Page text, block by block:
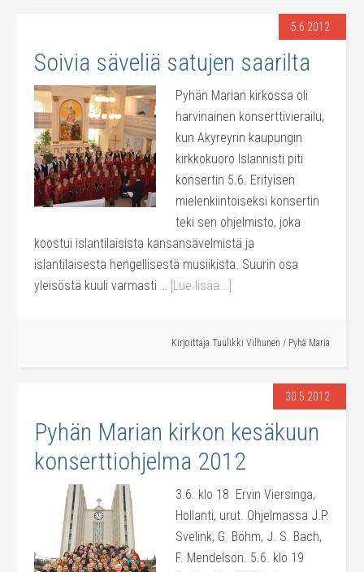
5.6.2012
Soivia säveliä satujen saarilta
Pyhän Marian kirkossa oli
harvinainen konserttivierailu,
kun Akyreyrin kaupungin
kirkkokuoro Islannisti piti
konsertin 5.6. Erityisen
mielenkiintoiseksi konsertin
teki sen ohjelmisto, joka
koostui islantilaisista kansansävelmistä ja
islantilaisesta hengellisestä musiikista. Suurin osa
yleisöstä kuuli varmasti … [Lue lisää...]
Kirjoittaja Tuulikki Vilhunen / Pyhä Maria
30.5.2012
Pyhän Marian kirkon kesäkuun
konserttiohjelma 2012
3.6. klo 18 Ervin Viersinga,
Hollanti, urut. Ohjelmassa J.P.
Svelink, G. Böhm, J. S. Bach,
F. Mendelson. 5.6. klo 19